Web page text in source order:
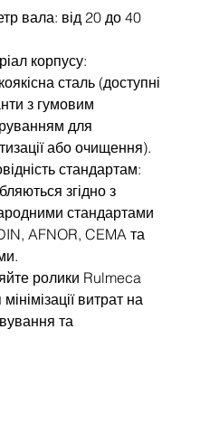
вала: від 20 до 40
корпусу:
сталь (доступні
з гумовим
для
або очищення).
стандартам:
згідно з
стандартами
AFNOR, CEMA та
ролики Rulmeca
витрат на
та